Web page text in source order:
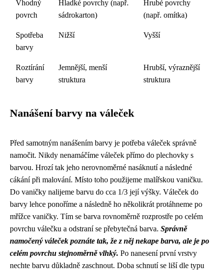
Vhodný
povrch
Hladké povrchy (např.
sádrokarton)
Hrubé povrchy
(např. omítka)
Spotřeba
barvy
Nižší Vyšší
Roztírání
barvy
Jemnější, menší
struktura
Hrubší, výraznější
struktura
Nanášení barvy na váleček
Před samotným nanášením barvy je potřeba váleček správně
namočit. Nikdy nenamáčíme váleček přímo do plechovky s
barvou. Hrozí tak jeho nerovnoměrné nasáknutí a následné
cákání při malování. Místo toho použijeme malířskou vaničku.
Do vaničky nalijeme barvu do cca 1/3 její výšky. Váleček do
barvy lehce ponoříme a následně ho několikrát protáhneme po
mřížce vaničky. Tím se barva rovnoměrně rozprostře po celém
povrchu válečku a odstraní se přebytečná barva. Správně
namočený váleček poznáte tak, že z něj nekape barva, ale je po
celém povrchu stejnoměrně vlhký. Po nanesení první vrstvy
nechte barvu důkladně zaschnout. Doba schnutí se liší dle typu